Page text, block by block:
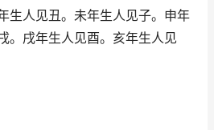
生人见丑。未年生人见子。申年
。戌年生人见酉。亥年生人见